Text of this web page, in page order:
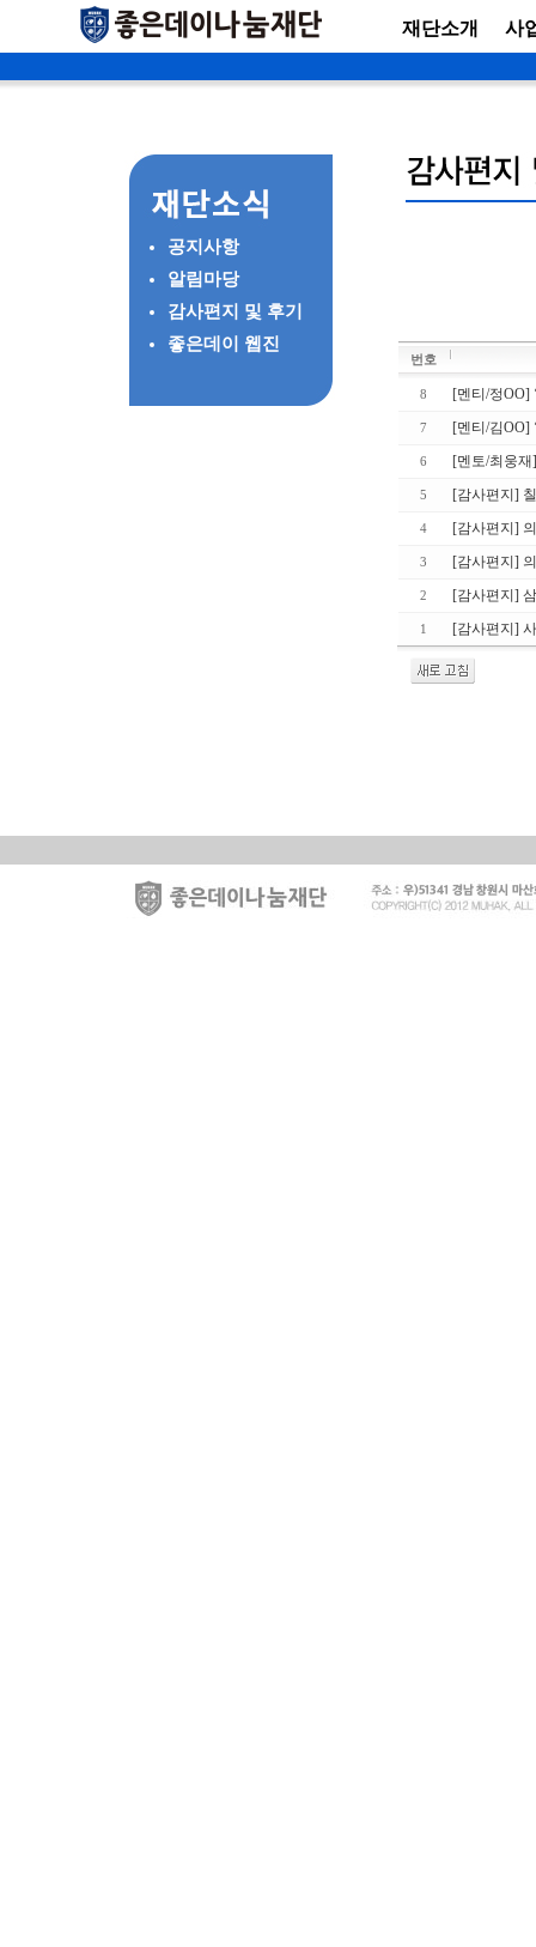
재단소개 사
공지사항
알림마당
감사편지 및 후기
좋은데이 웹진
번호
8 [멘티/정OO]
7 [멘티/김OO]
6 [멘토/최웅재
5 [감사편지]
4 [감사편지]
3 [감사편지]
2 [감사편지]
1 [감사편지]